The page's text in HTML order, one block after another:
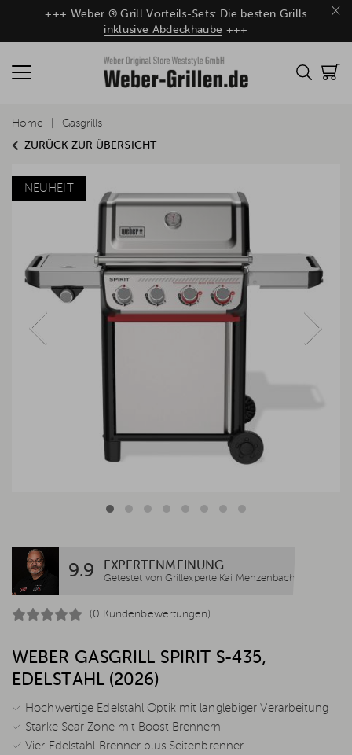
×
+++ Weber ® Grill Vorteils-Sets: Die besten Grills
inklusive Abdeckhaube +++
ZURÜCK ZUR ÜBERSICHT
Home Gasgrills
NEUHEIT
9.9 EXPERTENMEINUNG
Getestet von Grillexperte Kai Menzenbach
(0 Kundenbewertungen)
WEBER GASGRILL SPIRIT S-435,
EDELSTAHL (2026)
✓ Hochwertige Edelstahl Optik mit langlebiger Verarbeitung
✓ Starke Sear Zone mit Boost Brennern
✓ Vier Edelstahl Brenner plus Seitenbrenner